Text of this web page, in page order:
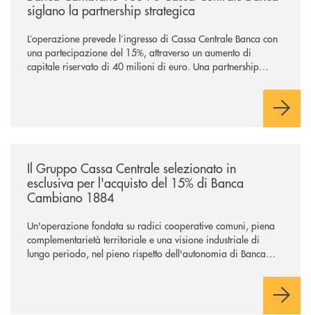
siglano la partnership strategica
L’operazione prevede l’ingresso di Cassa Centrale Banca con
una partecipazione del 15%, attraverso un aumento di
capitale riservato di 40 milioni di euro. Una partnership
comuni e sulla prossimità ai territori, per ampliare l’offerta e
Il Gruppo Cassa Centrale selezionato in
esclusiva per l'acquisto del 15% di Banca
Cambiano 1884
Un'operazione fondata su radici cooperative comuni, piena
complementarietà territoriale e una visione industriale di
lungo periodo, nel pieno rispetto dell'autonomia di Banca
negoziazione esclusiva per la finalizzazione dell’operazione.